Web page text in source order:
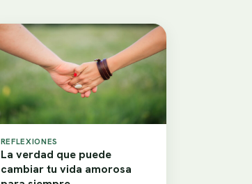
REFLEXIONES
La verdad que puede
cambiar tu vida amorosa